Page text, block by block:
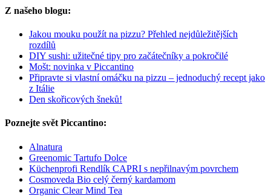
Z našeho blogu:
Jakou mouku použít na pizzu? Přehled nejdůležitějších
rozdílů
DIY sushi: užitečné tipy pro začátečníky a pokročilé
Mošt: novinka v Piccantino
Připravte si vlastní omáčku na pizzu – jednoduchý recept jako
z Itálie
Den skořicových šneků!
Poznejte svět Piccantino:
Alnatura
Greenomic Tartufo Dolce
Küchenprofi Rendlík CAPRI s nepřilnavým povrchem
Cosmoveda Bio celý černý kardamom
Organic Clear Mind Tea